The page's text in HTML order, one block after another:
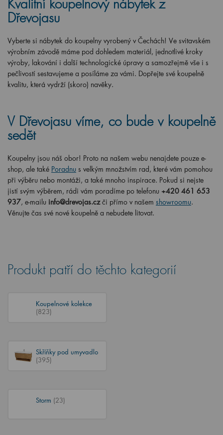
Kvalitní koupelnový nábytek z
Dřevojasu
Vyberte si nábytek do koupelny vyrobený v Čechách! Ve svitavském
výrobním závodě máme pod dohledem materiál, jednotlivé kroky
výroby, lakování i další technologické úpravy a samozřejmě vše i s
pečlivostí sestavujeme a posíláme za vámi. Dopřejte své koupelně
kvalitu, která vydrží (skoro) navěky.
V Dřevojasu víme, co bude v koupelně
sedět
Koupelny jsou náš obor! Proto na našem webu nenajdete pouze e-
shop, ale také Poradnu s velkým množstvím rad, které vám pomohou
při výběru nebo montáži, a také mnoho inspirace. Pokud si nejste
jistí svým výběrem, rádi vám poradíme po telefonu +420 461 653
937, e-mailu info@drevojas.czči přímo v našem showroomu.
Věnujte čas své nové koupelně a nebudete litovat.
Produkt patří do těchto kategorií
Koupelnové kolekce
(823)
Skříňky pod umyvadlo
(395)
Storm (23)